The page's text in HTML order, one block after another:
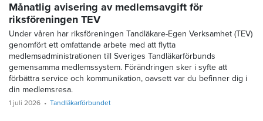
Månatlig avisering av medlemsavgift för
riksföreningen TEV
Under våren har riksföreningen Tandläkare-Egen Verksamhet (TEV)
genomfört ett omfattande arbete med att flytta
medlemsadministrationen till Sveriges Tandläkarförbunds
gemensamma medlemssystem. Förändringen sker i syfte att
förbättra service och kommunikation, oavsett var du befinner dig i
din medlemsresa.
1 juli 2026 Tandläkarförbundet